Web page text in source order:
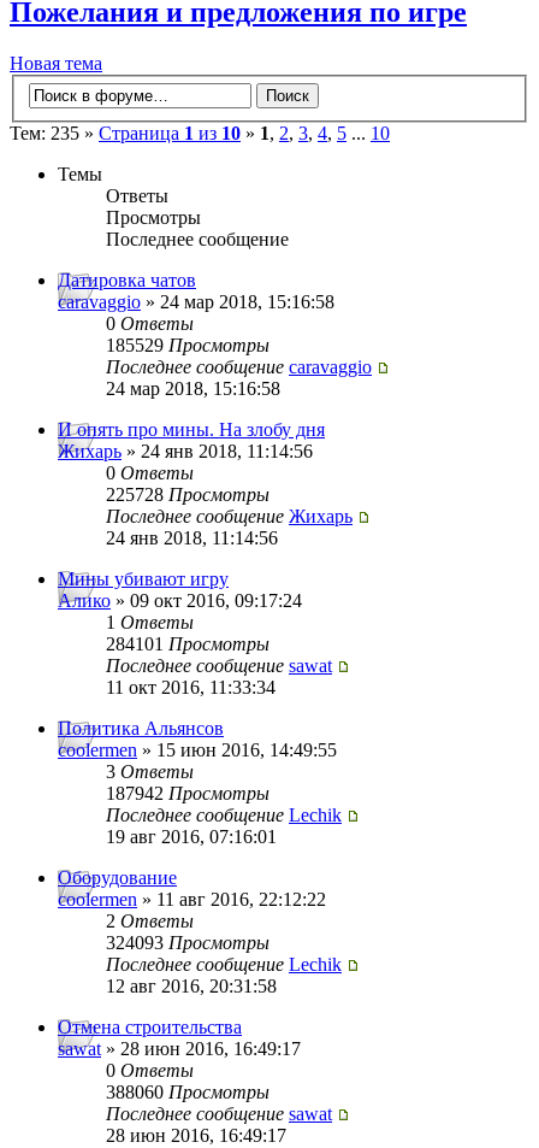
Пожелания и предложения по игре
Новая тема
Тем: 235 » Страница 1 из 10 » 1, 2, 3, 4, 5 ... 10
Темы
Ответы
Просмотры
Последнее сообщение
Датировка чатов
caravaggio » 24 мар 2018, 15:16:58
0 Ответы
185529 Просмотры
Последнее сообщение caravaggio
24 мар 2018, 15:16:58
И опять про мины. На злобу дня
Жихарь » 24 янв 2018, 11:14:56
0 Ответы
225728 Просмотры
Последнее сообщение Жихарь
24 янв 2018, 11:14:56
Мины убивают игру
Алико » 09 окт 2016, 09:17:24
1 Ответы
284101 Просмотры
Последнее сообщение sawat
11 окт 2016, 11:33:34
Политика Альянсов
coolermen » 15 июн 2016, 14:49:55
3 Ответы
187942 Просмотры
Последнее сообщение Lechik
19 авг 2016, 07:16:01
Оборудование
coolermen » 11 авг 2016, 22:12:22
2 Ответы
324093 Просмотры
Последнее сообщение Lechik
12 авг 2016, 20:31:58
Отмена строительства
sawat » 28 июн 2016, 16:49:17
0 Ответы
388060 Просмотры
Последнее сообщение sawat
28 июн 2016, 16:49:17